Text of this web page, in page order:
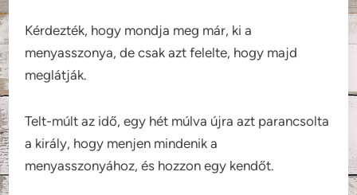
Kérdezték, hogy mondja meg már, ki a
menyasszonya, de csak azt felelte, hogy majd
meglátják.
Telt-múlt az idő, egy hét múlva újra azt parancsolta
a király, hogy menjen mindenik a
menyasszonyához, és hozzon egy kendőt.